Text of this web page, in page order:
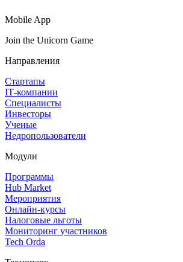
Mobile App
Join the Unicorn Game
Направления
Стартапы
IT‑компании
Специалисты
Инвесторы
Ученые
Недропользователи
Модули
Программы
Hub Market
Мероприятия
Онлайн‑курсы
Налоговые льготы
Мониторинг участников
Tech Orda